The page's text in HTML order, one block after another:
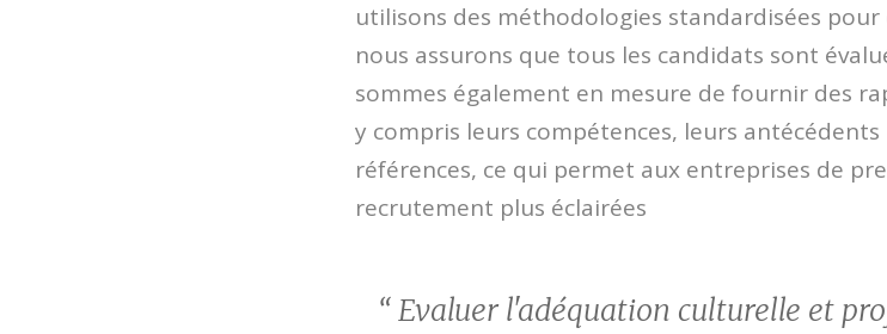
utilisons des méthodologies standardisées
nous assurons que tous les candidats sont
sommes également en mesure de fournir des
y compris leurs compétences, leurs
références, ce qui permet aux entreprises de
recrutement plus éclairées
“ Evaluer l'adéquation culturelle et